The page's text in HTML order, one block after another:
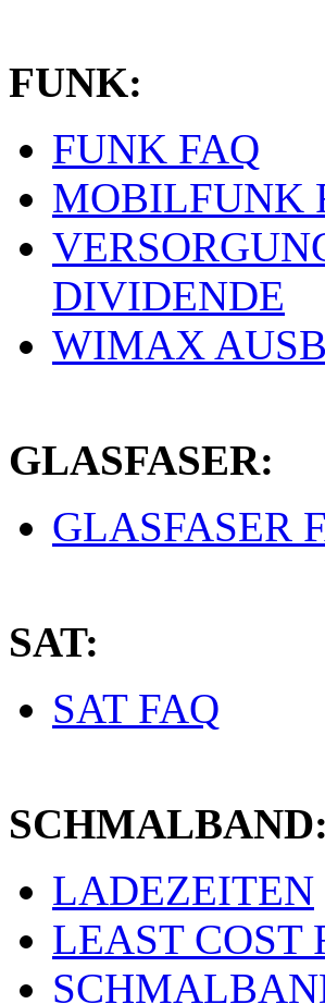
FUNK:
FUNK FAQ
MOBILFUNK
DIVIDENDE
WIMAX
GLASFASER:
GLASFASER
SAT:
SAT FAQ
SCHMALBAND:
LADEZEITEN
LEAST COST